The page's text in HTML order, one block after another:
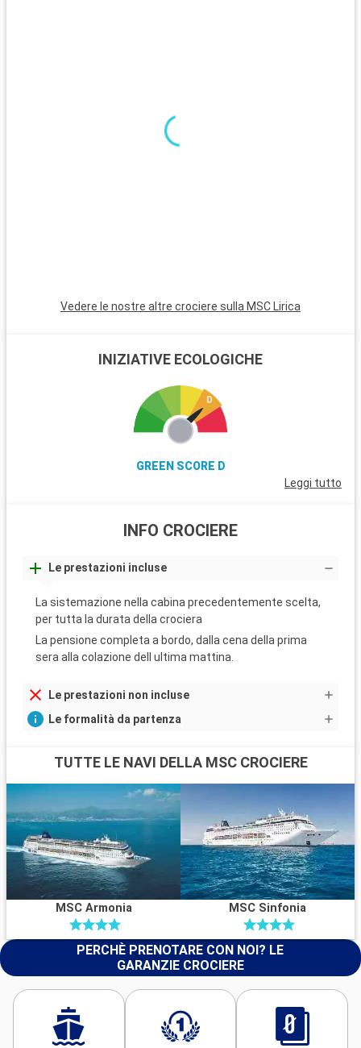
Vedere le nostre altre crociere sulla MSC Lirica
INIZIATIVE ECOLOGICHE
GREEN SCORE D
Leggi tutto
INFO CROCIERE
Le prestazioni incluse
La sistemazione nella cabina precedentemente scelta,
per tutta la durata della crociera
La pensione completa a bordo, dalla cena della prima
sera alla colazione dell ultima mattina.
Le prestazioni non incluse
Le formalità da partenza
TUTTE LE NAVI DELLA MSC CROCIERE
MSC Armonia MSC Sinfonia
PERCHÈ PRENOTARE CON NOI? LE
GARANZIE CROCIERE